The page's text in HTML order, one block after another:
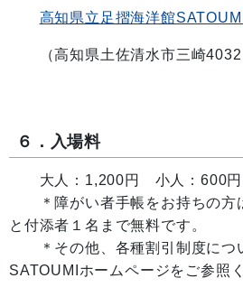
高知県立足摺海洋館SATOUMI
（高知県土佐清水市三崎4032
６．入場料
大人：1,200円 小人：600円
＊障がい者手帳をお持ちの方
と付添者１名まで無料です。
＊その他、各種割引制度につ
SATOUMIホームページをご参照